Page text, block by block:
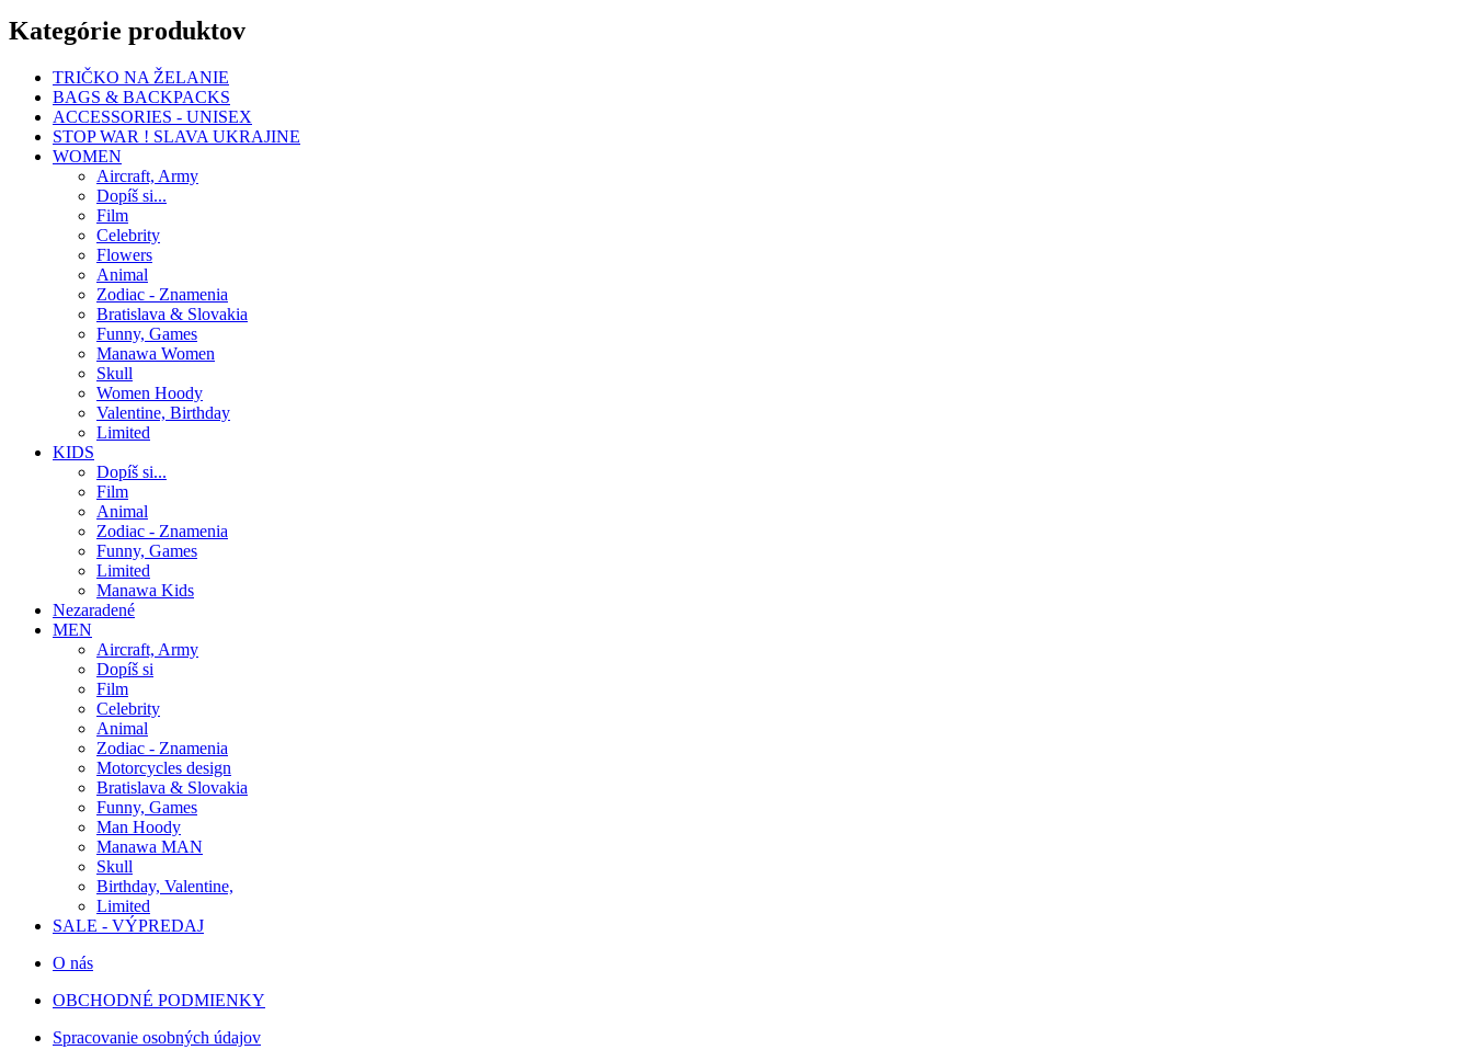
Kategórie produktov
TRIČKO NA ŽELANIE
BAGS & BACKPACKS
ACCESSORIES - UNISEX
STOP WAR ! SLAVA UKRAJINE
WOMEN
Aircraft, Army
Dopíš si...
Film
Celebrity
Flowers
Animal
Zodiac - Znamenia
Bratislava & Slovakia
Funny, Games
Manawa Women
Skull
Women Hoody
Valentine, Birthday
Limited
KIDS
Dopíš si...
Film
Animal
Zodiac - Znamenia
Funny, Games
Limited
Manawa Kids
Nezaradené
MEN
Aircraft, Army
Dopíš si
Film
Celebrity
Animal
Zodiac - Znamenia
Motorcycles design
Bratislava & Slovakia
Funny, Games
Man Hoody
Manawa MAN
Skull
Birthday, Valentine,
Limited
SALE - VÝPREDAJ
O nás
OBCHODNÉ PODMIENKY
Spracovanie osobných údajov